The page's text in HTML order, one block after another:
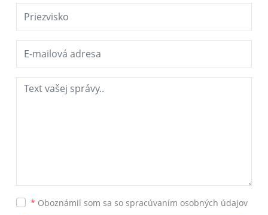
* Oboznámil som sa so spracúvaním osobných údajov